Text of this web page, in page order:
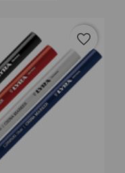
favorite_border